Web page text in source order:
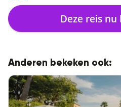
Deze reis nu
Anderen bekeken ook: